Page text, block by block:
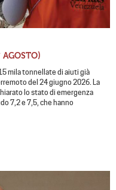
AGOSTO)
mila tonnellate di aiuti già
del 24 giugno 2026. La
lo stato di emergenza
7,2 e 7,5, che hanno